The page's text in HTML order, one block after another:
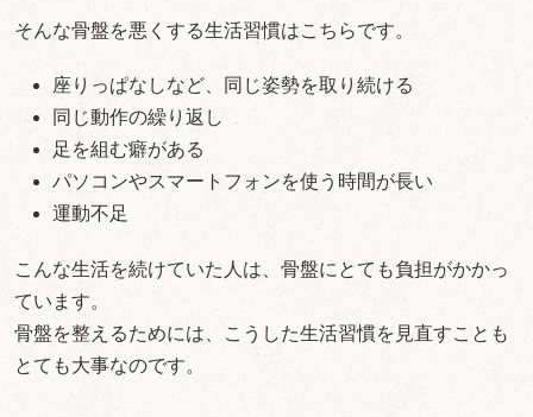
そんな骨盤を悪くする生活習慣はこちらです。
座りっぱなしなど、同じ姿勢を取り続ける
同じ動作の繰り返し
足を組む癖がある
パソコンやスマートフォンを使う時間が長い
運動不足
こんな生活を続けていた人は、骨盤にとても負担がかかっ
ています。
骨盤を整えるためには、こうした生活習慣を見直すことも
とても大事なのです。